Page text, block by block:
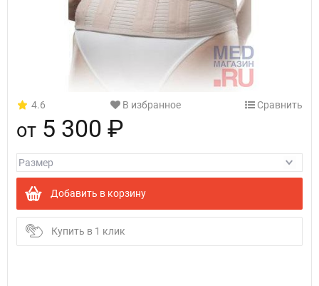
4.6 В избранное Сравнить
от 5 300 ₽
Добавить в корзину
Купить в 1 клик